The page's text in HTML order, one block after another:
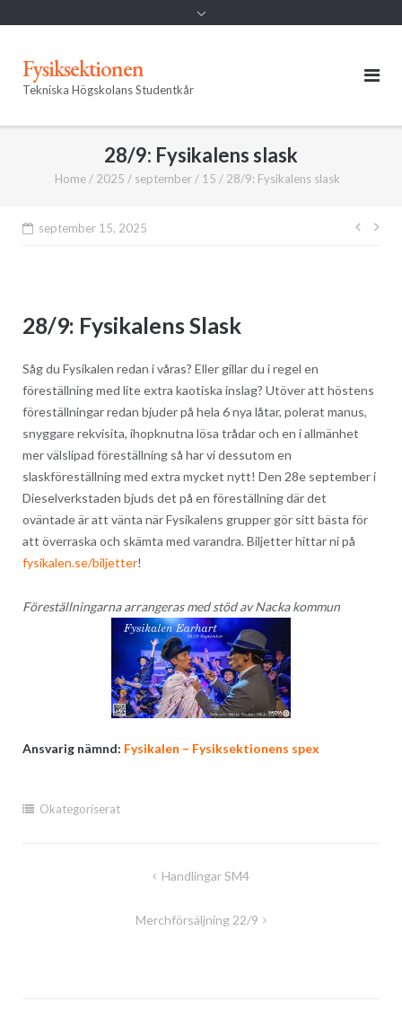
Fysiksektionen
Tekniska Högskolans Studentkår
28/9: Fysikalens slask
Home/ 2025 / september/ 15 / 28/9: Fysikalens slask
september 15, 2025
28/9: Fysikalens Slask
Såg du Fysikalen redan i våras? Eller gillar du i regel en
föreställning med lite extra kaotiska inslag? Utöver att höstens
föreställningar redan bjuder på hela 6 nya låtar, polerat manus,
snyggare rekvisita, ihopknutna lösa trådar och en i allmänhet
mer välslipad föreställning så har vi dessutom en
slaskföreställning med extra mycket nytt! Den 28e september i
Dieselverkstaden bjuds det på en föreställning där det
oväntade är att vänta när Fysikalens grupper gör sitt bästa för
att överraska och skämta med varandra. Biljetter hittar ni på
fysikalen.se/biljetter!
Föreställningarna arrangeras med stöd av Nacka kommun
Ansvarig nämnd: Fysikalen – Fysiksektionens spex
Okategoriserat
InläggsnavigeringHandlingar SM4
Merchförsäljning 22/9